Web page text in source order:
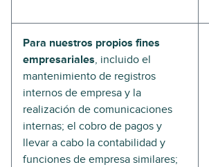
Para nuestros propios fines
empresariales, incluido el
mantenimiento de registros
internos de empresa y la
realización de comunicaciones
internas; el cobro de pagos y
llevar a cabo la contabilidad y
funciones de empresa similares;